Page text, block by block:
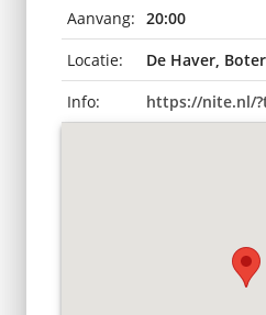
Aanvang: 20:00
Locatie:
De Haver,
Info:
https://nite.nl/